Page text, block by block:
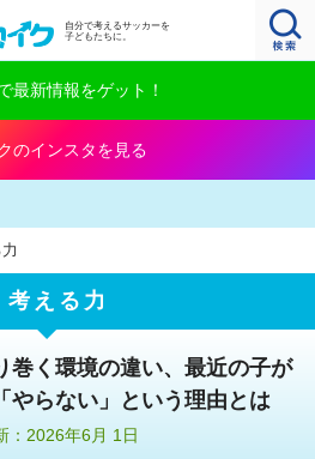
自分で考えるサッカーを
子どもたちに。
最新情報をゲット！
のインスタを見る
考える力
巻く環境の違い、最近の子が
やらない」という理由とは
2026年6月 1日